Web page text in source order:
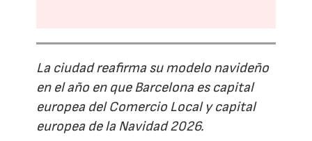
La ciudad reafirma su modelo navideño
en el año en que Barcelona es capital
europea del Comercio Local y capital
europea de la Navidad 2026.